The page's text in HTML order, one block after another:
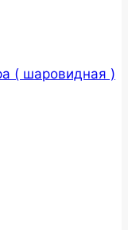
( шаровидная )